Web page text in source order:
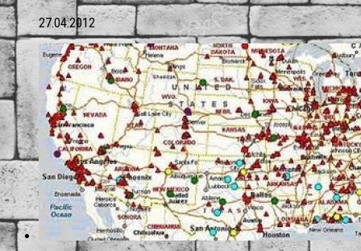
27.04.2012